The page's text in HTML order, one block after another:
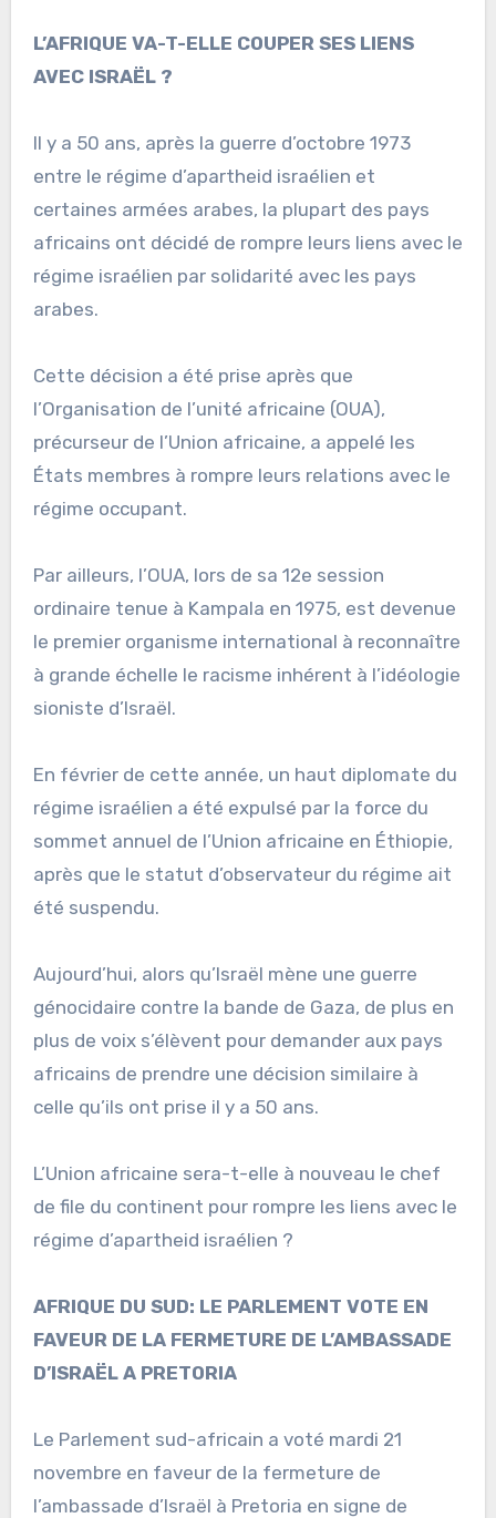
L’AFRIQUE VA-T-ELLE COUPER SES LIENS
AVEC ISRAËL ?
Il y a 50 ans, après la guerre d’octobre 1973
entre le régime d’apartheid israélien et
certaines armées arabes, la plupart des pays
africains ont décidé de rompre leurs liens avec le
régime israélien par solidarité avec les pays
arabes.
Cette décision a été prise après que
l’Organisation de l’unité africaine (OUA),
précurseur de l’Union africaine, a appelé les
États membres à rompre leurs relations avec le
régime occupant.
Par ailleurs, l’OUA, lors de sa 12e session
ordinaire tenue à Kampala en 1975, est devenue
le premier organisme international à reconnaître
à grande échelle le racisme inhérent à l’idéologie
sioniste d’Israël.
En février de cette année, un haut diplomate du
régime israélien a été expulsé par la force du
sommet annuel de l’Union africaine en Éthiopie,
après que le statut d’observateur du régime ait
été suspendu.
Aujourd’hui, alors qu’Israël mène une guerre
génocidaire contre la bande de Gaza, de plus en
plus de voix s’élèvent pour demander aux pays
africains de prendre une décision similaire à
celle qu’ils ont prise il y a 50 ans.
L’Union africaine sera-t-elle à nouveau le chef
de file du continent pour rompre les liens avec le
régime d’apartheid israélien ?
AFRIQUE DU SUD: LE PARLEMENT VOTE EN
FAVEUR DE LA FERMETURE DE L’AMBASSADE
D’ISRAËL A PRETORIA
Le Parlement sud-africain a voté mardi 21
novembre en faveur de la fermeture de
l’ambassade d’Israël à Pretoria en signe de